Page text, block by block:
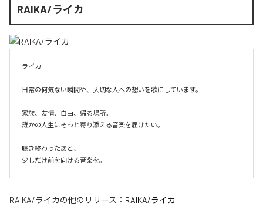
RAIKA/ライカ
ライカ
日常の何気ない瞬間や、大切な人への想いを歌にしています。
家族、友情、自由、帰る場所。
誰かの人生にそっと寄り添える音楽を届けたい。
聴き終わったあと、
少しだけ前を向ける音楽を。
RAIKA/ライカの他のリリース： RAIKA/ライカ